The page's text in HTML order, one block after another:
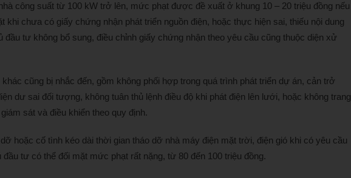
công suất từ 100 kW trở lên, mức phạt được đề xuất ở khung 10 – 20 triệu đồng nếu
khi chưa có giấy chứng nhận phát triển nguồn điện, hoặc thực hiện sai, thiếu nội dung
đầu tư không bổ sung, điều chỉnh giấy chứng nhận theo yêu cầu cũng thuộc diện xử
cũng bị nhắc đến, gồm không phối hợp trong quá trình phát triển dự án, cản trở
dư sai đối tượng, không tuân thủ lệnh điều độ khi phát điện lên lưới, hoặc không trang
sát và điều khiển theo quy định.
hoặc cố tình kéo dài thời gian tháo dỡ nhà máy điện mặt trời, điện gió khi có yêu cầu
tư có thể đối mặt mức phạt rất nặng, từ 80 đến 100 triệu đồng.